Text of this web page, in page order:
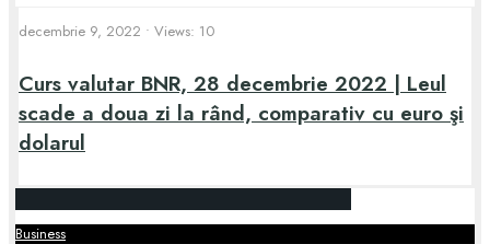
decembrie 9, 2022 • Views: 10
Curs valutar BNR, 28 decembrie 2022 | Leul
scade a doua zi la rând, comparativ cu euro şi
dolarul
Business